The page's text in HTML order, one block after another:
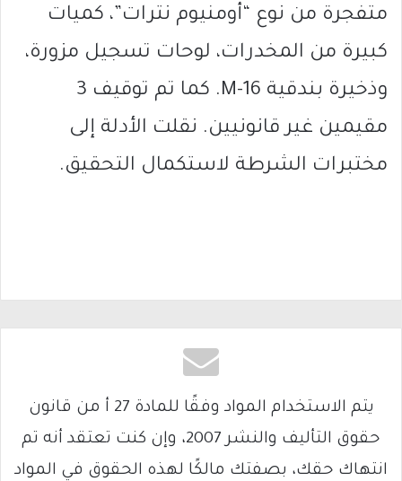
متفجرة من نوع “أومنيوم نترات”، كميات
كبيرة من المخدرات، لوحات تسجيل مزورة،
وذخيرة بندقية M-16. كما تم توقيف 3
مقيمين غير قانونيين. نقلت الأدلة إلى
مختبرات الشرطة لاستكمال التحقيق.
يتم الاستخدام المواد وفقًا للمادة 27 أ من قانون
حقوق التأليف والنشر 2007، وإن كنت تعتقد أنه تم
انتهاك حقك، بصفتك مالكًا لهذه الحقوق في المواد